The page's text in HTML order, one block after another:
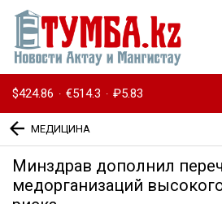
$424.86 · €514.3 · ₽5.83
МЕДИЦИНА
Минздрав дополнил
медорганизаций